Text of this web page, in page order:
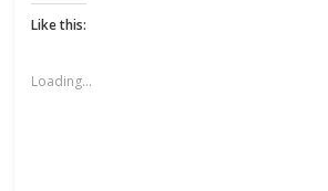
Like this:
Loading...